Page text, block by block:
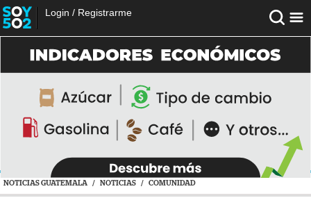
Login / Registrarme
NOTICIAS GUATEMALA / NOTICIAS / COMUNIDAD